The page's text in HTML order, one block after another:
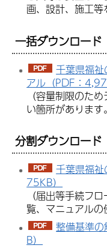
画、設計、施工等
一括ダウンロード
千葉県福
アル（PDF：
（容量制限のた
い箇所があります
分割ダウンロード
千葉県福
75KB）
（届出等手続フ
覧、マニュアルの
整備基準
B）